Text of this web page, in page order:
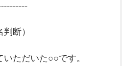
判断）
ただいた○○です。